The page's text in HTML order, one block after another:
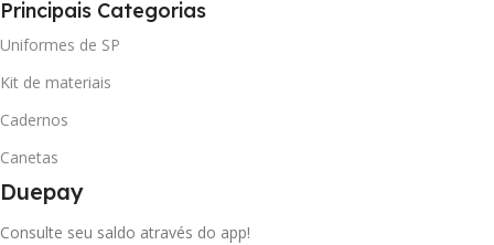
Principais Categorias
Uniformes de SP
Kit de materiais
Cadernos
Canetas
Duepay
Consulte seu saldo através do app!